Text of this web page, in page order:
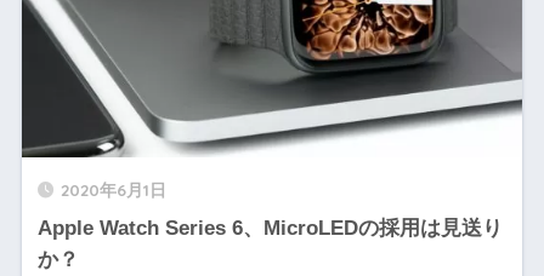
2020年6月1日
Apple Watch Series 6、MicroLEDの採用は見送り
か？